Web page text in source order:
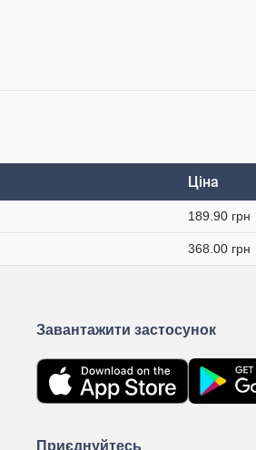
Ціна
189.90 грн
368.00 грн
Завантажити застосунок
Приєднуйтесь